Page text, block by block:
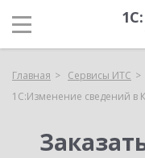
Главная Сервисы ИТС
1С:Изменение сведений в